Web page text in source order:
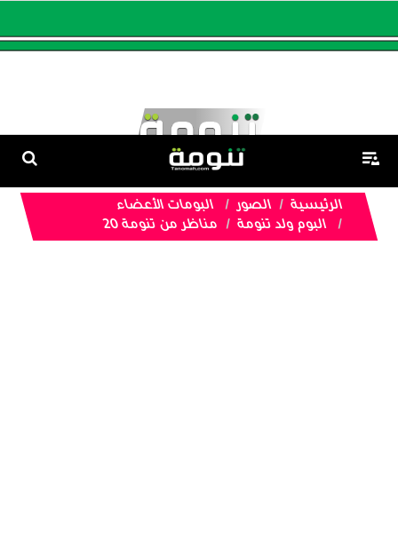
الرئيسية الصور
البومات الأعضاء
البوم ولد تنومة
مناظر من تنومة 20